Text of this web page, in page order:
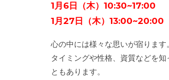
1月6日（木）10:30~17:00
1月27日（木）13:00~20:00
心の中には様々な思いが宿りま
タイミングや性格、資質などを
ともあります。